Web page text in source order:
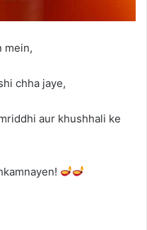
mein,
chha jaye,
aur khushhali ke